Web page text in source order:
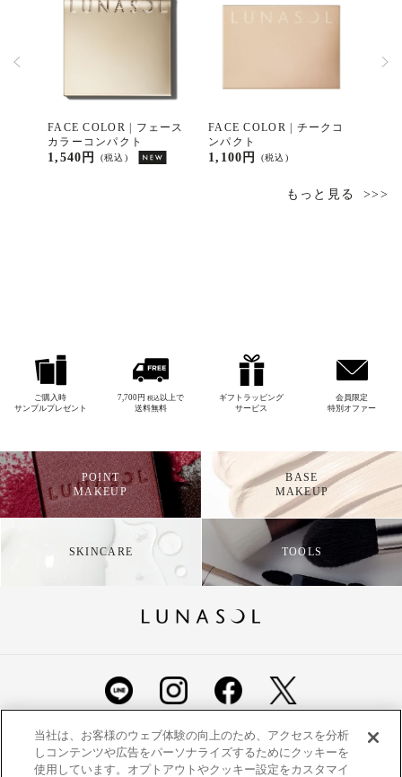
FACE COLOR | フェース
カラーコンパクト
(税込)
1,540円
FACE COLOR | チークコ
ンパクト
(税込)
1,100円
もっと見る
ご購入時
サンプルプレゼント
7,700円 税込以上で
送料無料
ギフトラッピング
サービス
会員限定
特別オファー
POINT
MAKEUP
BASE
MAKEUP
SKINCARE TOOLS
ショッピングガイド よくあるご質問 お問い合わせ
ご利用規約 定期便ご利用特約 利用者情報の外部通信
当社は、お客様のウェブ体験の向上のため、アクセスを分析
しコンテンツや広告をパーソナライズするためにクッキーを
使用しています。オプトアウトやクッキー設定をカスタマイ